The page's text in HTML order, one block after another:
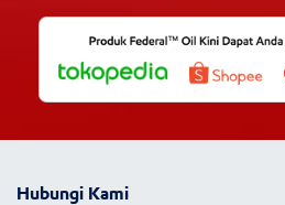
Hubungi Kami